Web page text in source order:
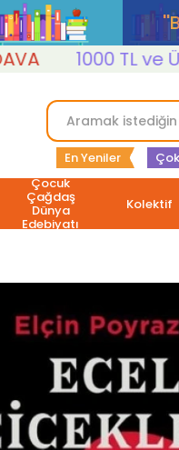
1000 TL ve ÜZERİ
En Yeniler
Çocuk
Çağdaş
Dünya
Edebiyatı
Kolektif